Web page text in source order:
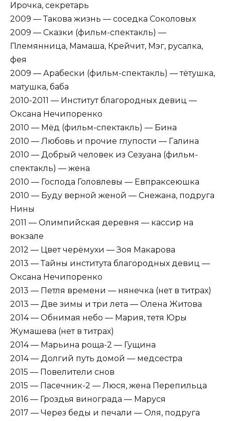
Ирочка, секретарь
2009 — Такова жизнь — соседка Соколовых
2009 — Сказки (фильм-спектакль) —
Племянница, Мамаша, Крейчит, Мэг, русалка,
фея
2009 — Арабески (фильм-спектакль) — тётушка,
матушка, баба
2010-2011 — Институт благородных девиц —
Оксана Нечипоренко
2010 — Мёд (фильм-спектакль) — Бина
2010 — Любовь и прочие глупости — Галина
2010 — Добрый человек из Сезуана (фильм-
спектакль) — жена
2010 — Господа Головлевы — Евпраксеюшка
2010 — Буду верной женой — Снежана, подруга
Нины
2011 — Олимпийская деревня — кассир на
вокзале
2012 — Цвет черёмухи — Зоя Макарова
2013 — Тайны института благородных девиц —
Оксана Нечипоренко
2013 — Петля времени — нянечка (нет в титрах)
2013 — Две зимы и три лета — Олена Житова
2014 — Обнимая небо — Мария, тетя Юры
Жумашева (нет в титрах)
2014 — Марьина роща-2 — Гущина
2014 — Долгий путь домой — медсестра
2015 — Повелители снов
2015 — Пасечник-2 — Люся, жена Перепильца
2016 — Гроздья винограда — Маруся
2017 — Через беды и печали — Оля, подруга